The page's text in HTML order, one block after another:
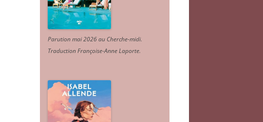
Parution mai 2026 au Cherche-midi.
Traduction Françoise-Anne Laporte.